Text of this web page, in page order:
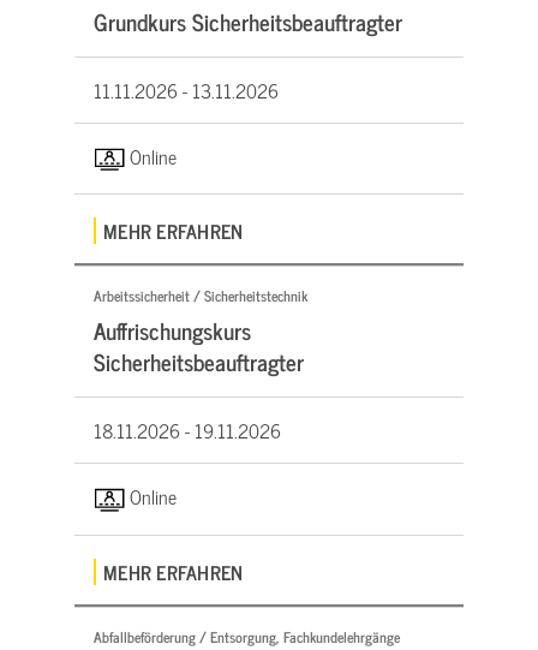
Grundkurs Sicherheitsbeauftragter
11.11.2026 -13.11.2026
Online
MEHR ERFAHREN
Arbeitssicherheit / Sicherheitstechnik
Auffrischungskurs
Sicherheitsbeauftragter
18.11.2026 -19.11.2026
Online
MEHR ERFAHREN
Abfallbeförderung / Entsorgung, Fachkundelehrgänge